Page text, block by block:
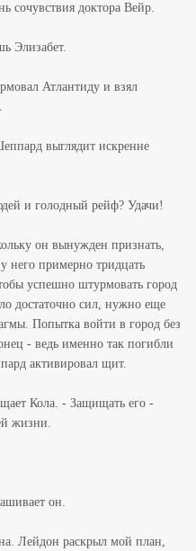
сочувствия доктора Вейр.
Элизабет.
Атлантиду и взял
выглядит искренне
и голодный рейф? Удачи!
он вынужден признать,
него примерно тридцать
успешно штурмовать город
достаточно сил, нужно еще
Попытка войти в город без
- ведь именно так погибли
активировал щит.
Кола. - Защищать его -
жизни.
он.
Лейдон раскрыл мой план,